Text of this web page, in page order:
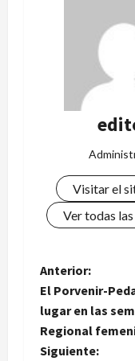
Visitar el
Ver todas
N
a
v
Anterior:
El Porvenir-
lugar en las
Regional
Siguiente: